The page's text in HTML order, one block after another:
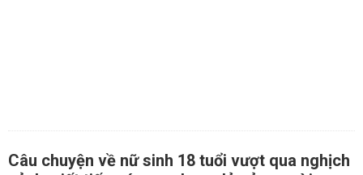
Câu chuyện về nữ sinh 18 tuổi vượt qua nghịch